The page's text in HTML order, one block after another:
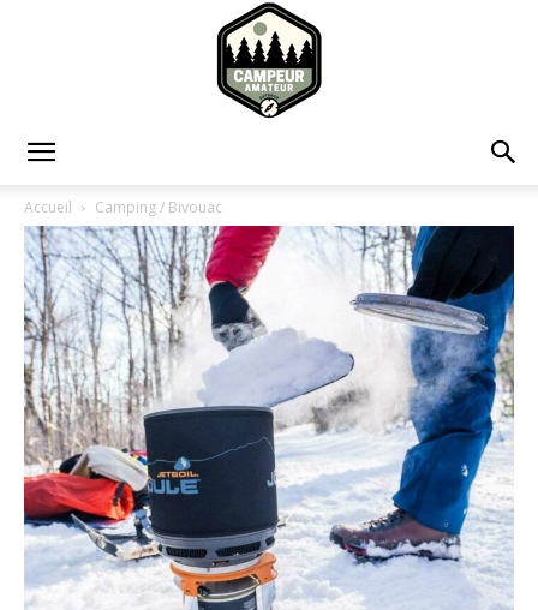
Accueil Camping / Bivouac